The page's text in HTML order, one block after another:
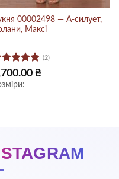
00002498 — А-силует,
Максі
в
5
(2)
₴